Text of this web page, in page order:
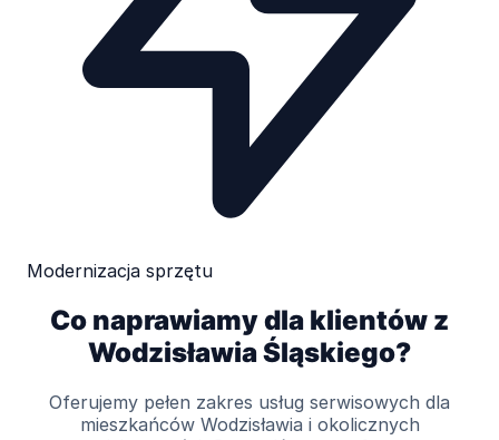
Modernizacja sprzętu
Co naprawiamy dla klientów z
Wodzisławia Śląskiego?
Oferujemy pełen zakres usług serwisowych dla
mieszkańców Wodzisławia i okolicznych